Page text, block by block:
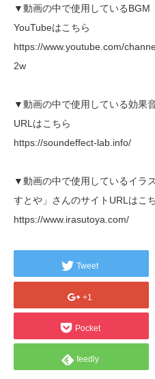
▼動画の中で使用しているBGM
YouTubeはこちら
https://www.youtube.com/
2w
▼動画の中で使用している効果
URLはこちら
https://soundeffect-lab.info/
▼動画の中で使用しているイラ
すとや」さんのサイトURLはこ
https://www.irasutoya.com/
Tweet
+1
Pocket
feedly